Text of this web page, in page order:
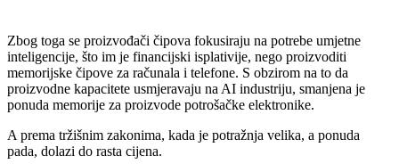
Zbog toga se proizvođači čipova fokusiraju na potrebe umjetne
inteligencije, što im je financijski isplativije, nego proizvoditi
memorijske čipove za računala i telefone. S obzirom na to da
proizvodne kapacitete usmjeravaju na AI industriju, smanjena je
ponuda memorije za proizvode potrošačke elektronike.
A prema tržišnim zakonima, kada je potražnja velika, a ponuda
pada, dolazi do rasta cijena.